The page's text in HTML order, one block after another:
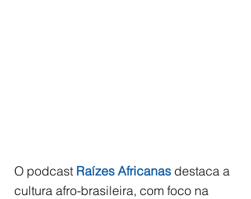
O podcast Raízes Africanas destaca a
cultura afro-brasileira, com foco na